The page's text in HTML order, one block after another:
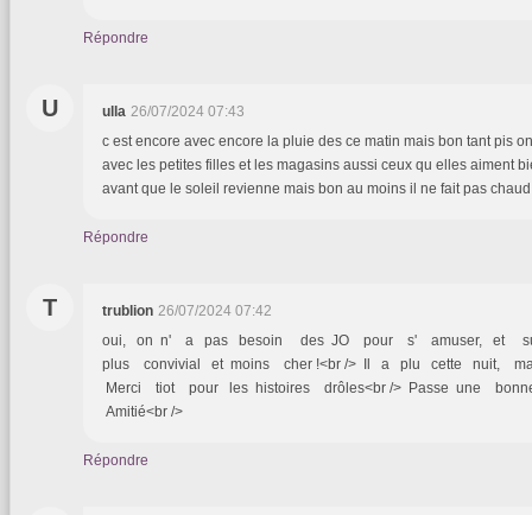
Répondre
U ulla 26/07/2024 07:43
c est encore avec encore la pluie des ce matin mais bon tant pis
avec les petites filles et les magasins aussi ceux qu elles aiment
avant que le soleil revienne mais bon au moins il ne fait pas
Répondre
T trublion 26/07/2024 07:42
oui, on n' a pas besoin des JO pour s' amuser, et
plus convivial et moins cher !<br /> Il a plu cette nuit,
Merci tiot pour les histoires drôles<br /> Passe une
Amitié<br />
Répondre